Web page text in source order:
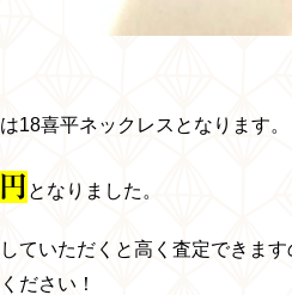
18喜平ネックレス となります。
となりました。
ていただくと高く査定できま
ださい！